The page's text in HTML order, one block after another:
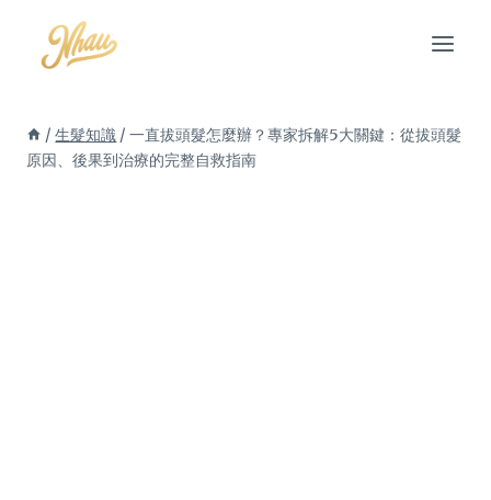
content
/ 生髮知識 / 一直拔頭髮怎麼辦？專家拆解5大關鍵：從拔頭髮
原因、後果到治療的完整自救指南